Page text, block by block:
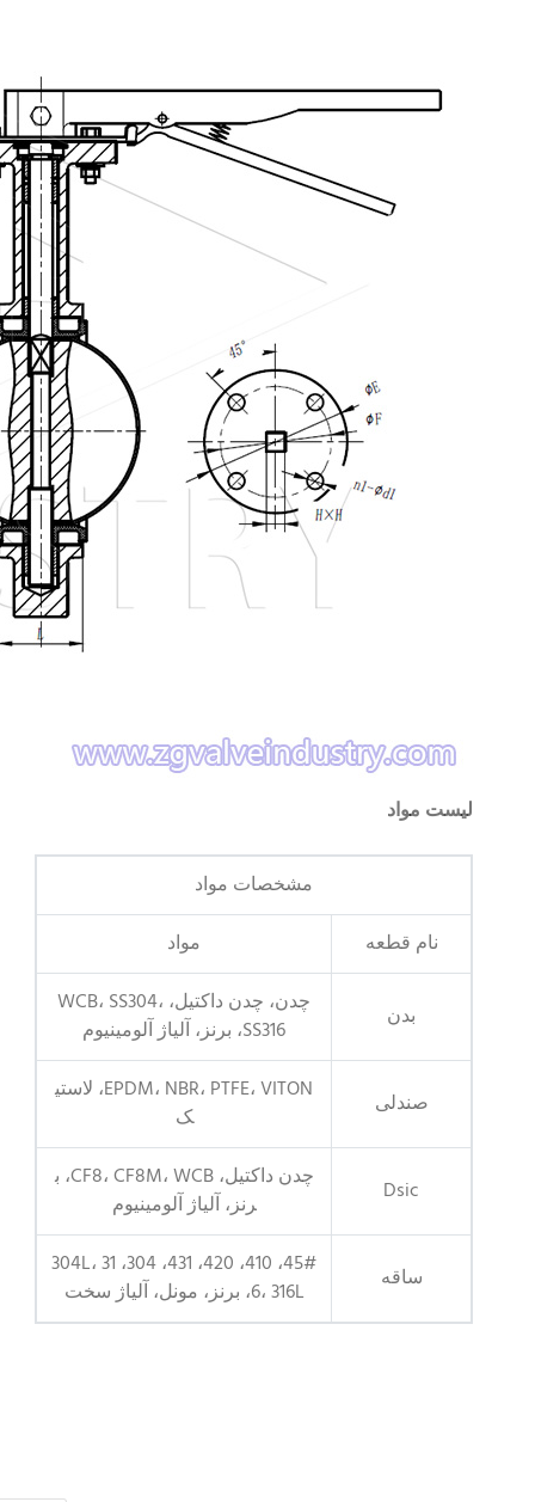
لیست مواد
مشخصات مواد
نام قطعه
مواد
بدن
چدن، چدن داکتیل، WCB، SS304،
SS316، برنز، آلیاژ آلومینیوم
صندلی
EPDM، NBR، PTFE، VITON، لاستی
ک
Dsic
چدن داکتیل، CF8، CF8M، WCB، ب
رنز، آلیاژ آلومینیوم
ساقه
45#، 410، 420، 431، 304، 304L، 31
6، 316L، برنز، مونل، آلیاژ سخت